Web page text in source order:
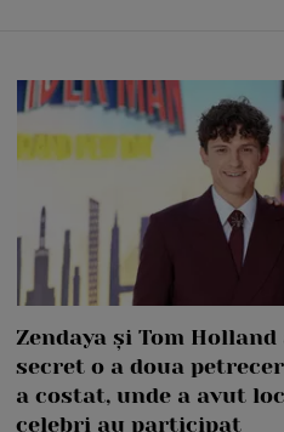
Zendaya și Tom
secret o a doua
a costat, unde a avut
celebri au participat